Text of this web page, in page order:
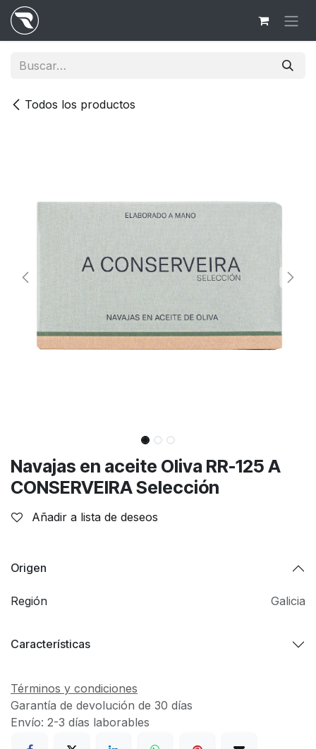
Ir al contenido
Todos los productos
Navajas en aceite Oliva RR-125 A
CONSERVEIRA Selección
Añadir a lista de deseos
Origen
Región Galicia
Características
Términos y condiciones
Garantía de devolución de 30 días
Envío: 2-3 días laborables